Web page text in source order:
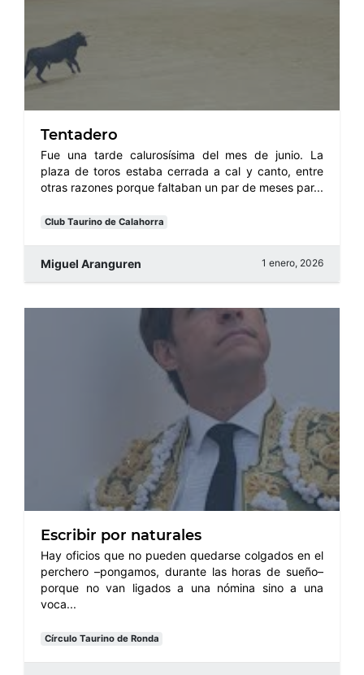
Tentadero
Fue una tarde calurosísima del mes de junio. La
plaza de toros estaba cerrada a cal y canto, entre
otras razones porque faltaban un par de meses par...
Club Taurino de Calahorra
Miguel Aranguren 1 enero, 2026
Escribir por naturales
Hay oficios que no pueden quedarse colgados en el
perchero –pongamos, durante las horas de sueño–
porque no van ligados a una nómina sino a una
voca...
Círculo Taurino de Ronda